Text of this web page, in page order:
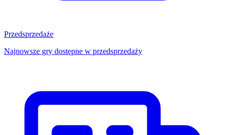
Przedsprzedaże
Najnowsze gry dostępne w przedsprzedaży